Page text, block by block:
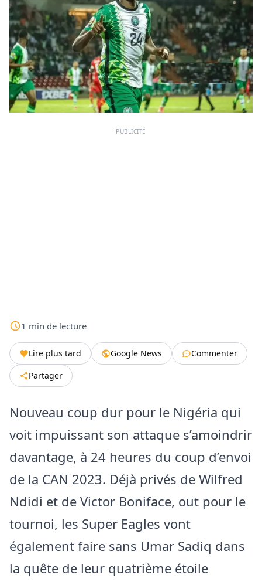
PUBLICITÉ
1 min de lecture
Lire plus tard Google News
Commenter
Partager
Nouveau coup dur pour le Nigéria qui
voit impuissant son attaque s’amoindrir
davantage, à 24 heures du coup d’envoi
de la CAN 2023. Déjà privés de Wilfred
Ndidi et de Victor Boniface, out pour le
tournoi, les Super Eagles vont
également faire sans Umar Sadiq dans
la quête de leur quatrième étoile